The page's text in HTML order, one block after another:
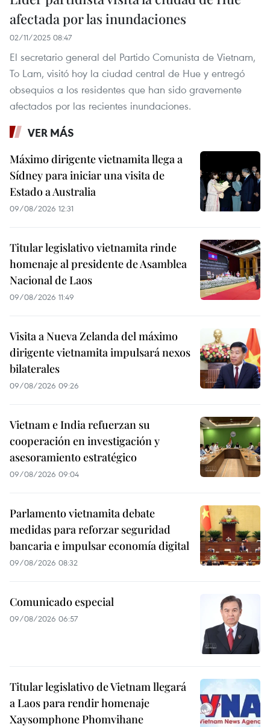
afectada por las inundaciones
02/11/2025 08:47
El secretario general del Partido Comunista de Vietnam,
To Lam, visitó hoy la ciudad central de Hue y entregó
obsequios a los residentes que han sido gravemente
afectados por las recientes inundaciones.
VER MÁS
Máximo dirigente vietnamita llega a
Sídney para iniciar una visita de
Estado a Australia
09/08/2026 12:31
Titular legislativo vietnamita rinde
homenaje al presidente de Asamblea
Nacional de Laos
09/08/2026 11:49
Visita a Nueva Zelanda del máximo
dirigente vietnamita impulsará nexos
bilaterales
09/08/2026 09:26
Vietnam e India refuerzan su
cooperación en investigación y
asesoramiento estratégico
09/08/2026 09:04
Parlamento vietnamita debate
medidas para reforzar seguridad
bancaria e impulsar economía digital
09/08/2026 08:32
Comunicado especial
09/08/2026 06:57
Titular legislativo de Vietnam llegará
a Laos para rendir homenaje
Xaysomphone Phomvihane